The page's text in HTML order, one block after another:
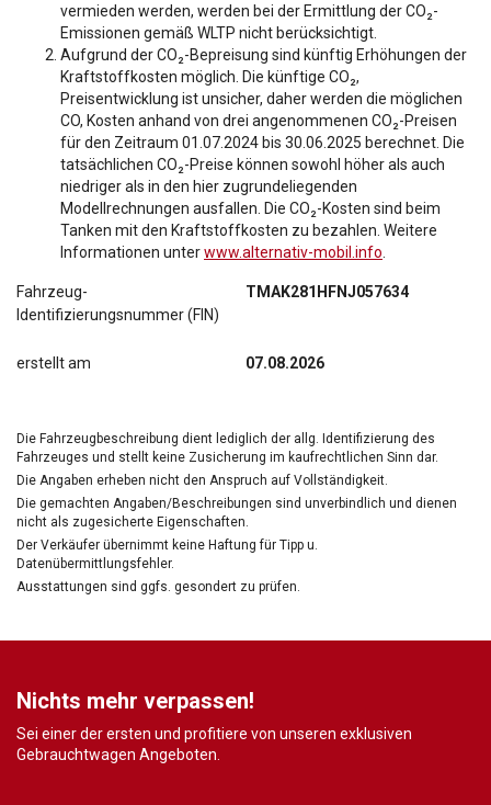
vermieden werden, werden bei der Ermittlung der CO₂-
Emissionen gemäß WLTP nicht berücksichtigt.
Aufgrund der CO₂-Bepreisung sind künftig Erhöhungen der
Kraftstoffkosten möglich. Die künftige CO₂,
Preisentwicklung ist unsicher, daher werden die möglichen
CO, Kosten anhand von drei angenommenen CO₂-Preisen
für den Zeitraum 01.07.2024 bis 30.06.2025 berechnet. Die
tatsächlichen CO₂-Preise können sowohl höher als auch
niedriger als in den hier zugrundeliegenden
Modellrechnungen ausfallen. Die CO₂-Kosten sind beim
Tanken mit den Kraftstoffkosten zu bezahlen. Weitere
Informationen unterwww.alternativ-mobil.info.
Fahrzeug-
Identifizierungsnummer (FIN)
TMAK281HFNJ057634
erstellt am 07.08.2026
Die Fahrzeugbeschreibung dient lediglich der allg. Identifizierung des
Fahrzeuges und stellt keine Zusicherung im kaufrechtlichen Sinn dar.
Die Angaben erheben nicht den Anspruch auf Vollständigkeit.
Die gemachten Angaben/Beschreibungen sind unverbindlich und dienen
nicht als zugesicherte Eigenschaften.
Der Verkäufer übernimmt keine Haftung für Tipp u.
Datenübermittlungsfehler.
Ausstattungen sind ggfs. gesondert zu prüfen.
Nichts mehr verpassen!
Sei einer der ersten und profitiere von unseren exklusiven
Gebrauchtwagen Angeboten.